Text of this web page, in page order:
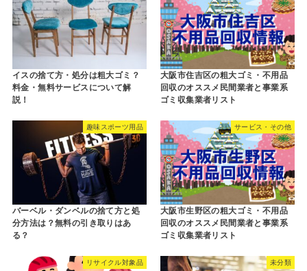
イスの捨て方・処分は粗大ゴミ？
料金・無料サービスについて解
説！
大阪市住吉区の粗大ゴミ・不用品
回収のオススメ民間業者と事業系
ゴミ収集業者リスト
趣味スポーツ用品
バーベル・ダンベルの捨て方と処
分方法は？無料の引き取りはあ
る？
サービス・その他
大阪市生野区の粗大ゴミ・不用品
回収のオススメ民間業者と事業系
ゴミ収集業者リスト
リサイクル対象品 未分類